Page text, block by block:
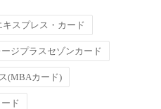
スプレス・カード
ジプラスセゾンカード
(MBAカード)
ド